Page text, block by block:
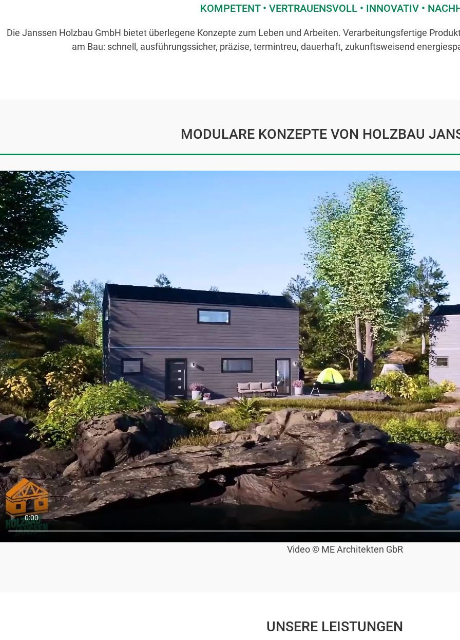
KOMPETENT • VERTRAUENSVOLL • INNOVATIV •
Die Janssen Holzbau GmbH bietet überlegene Konzepte zum Leben und Arbeiten. Verarbeitungsfertige
am Bau: schnell, ausführungssicher, präzise, termintreu, dauerhaft, zukunftsweisend
MODULARE KONZEPTE VON HOLZBAU
Video © ME Architekten GbR
UNSERE LEISTUNGEN